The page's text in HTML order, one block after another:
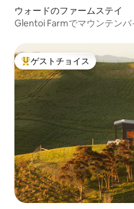
ウォードのファームステイ
Glentoi Farmでマウンテン
大好評のゲストチョイスです
ゲストチョイス